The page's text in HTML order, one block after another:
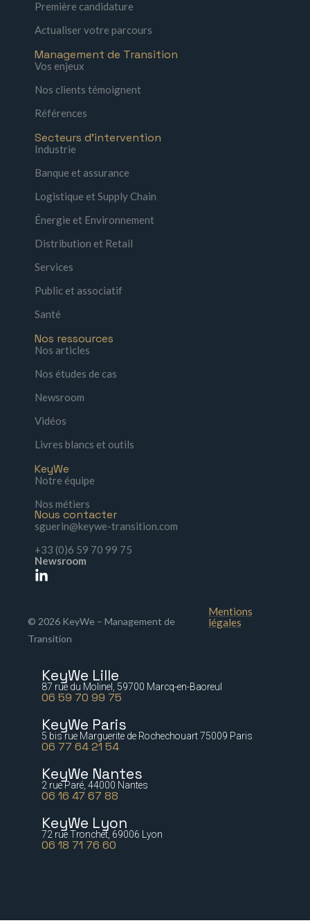
Première candidature
Actualiser votre parcours
Management de Transition
Vos enjeux
Nos clients témoignent
Références
Secteurs d'intervention
Industrie
Banque et assurance
Logistique et Supply Chain
Énergie et Environnement
Distribution et Retail
Services
Public et associatif
Santé
Nos ressources
Nos articles
Nos études de cas
Newsroom
Vidéos
Livres blancs et outils
KeyWe
Notre équipe
Nos métiers
Nous contacter
sguerin@keywe-transition.com
+33 (0)6 59 70 99 75
Newsroom
© 2026 KeyWe – Management de
Transition
Mentions
légales
KeyWe Lille
87 rue du Molinel, 59700 Marcq-en-Baoreul
06 59 70 99 75
KeyWe Paris
5 bis rue Marguerite de Rochechouart 75009 Paris
06 77 64 21 54
KeyWe Nantes
2 rue Paré, 44000 Nantes
06 16 47 67 88
KeyWe Lyon
72 rue Tronchet, 69006 Lyon
06 18 71 76 60